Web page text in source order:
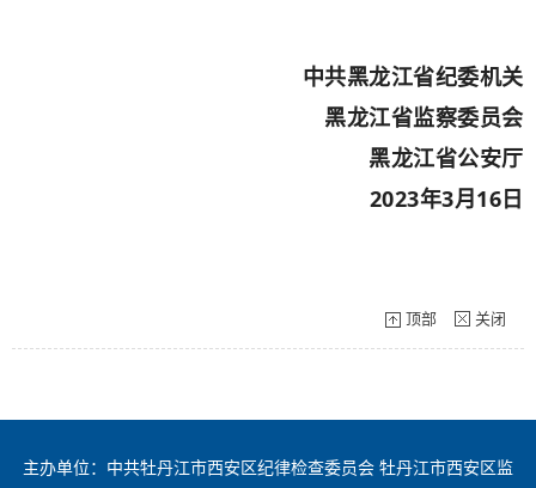
中共黑龙江省纪委机关
黑龙江省监察委员会
黑龙江省公安厅
2023年3月16日
顶部 关闭
主办单位：中共牡丹江市西安区纪律检查委员会 牡丹江市西安区监